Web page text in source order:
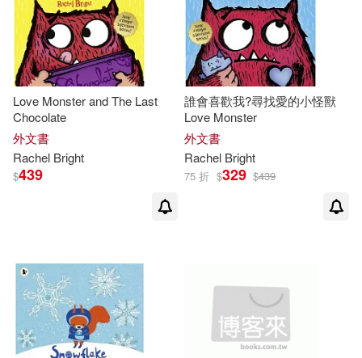
Love Monster and The Last
Chocolate
外文書
Rachel Bright
$439
誰會喜歡我?尋找愛的小怪獸
Love Monster
外文書
Rachel Bright
75 折 $329 $439